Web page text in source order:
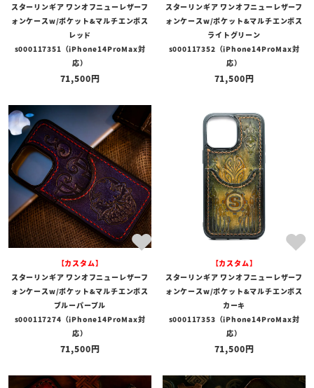
スターリンギア ワンオフニューレザーフ
ォンケースw/ポケット&マルチエンボス
レッド
s000117351（iPhone14ProMax対
応）
71,500
スターリンギア ワンオフニューレザーフ
ォンケースw/ポケット&マルチエンボス
ライトグリーン
s000117352（iPhone14ProMax対
応）
71,500
【カスタム】
スターリンギア ワンオフニューレザーフ
ォンケースw/ポケット&マルチエンボス
ブルーパープル
s000117274（iPhone14ProMax対
応）
71,500
【カスタム】
スターリンギア ワンオフニューレザーフ
ォンケースw/ポケット&マルチエンボス
カーキ
s000117353（iPhone14ProMax対
応）
71,500